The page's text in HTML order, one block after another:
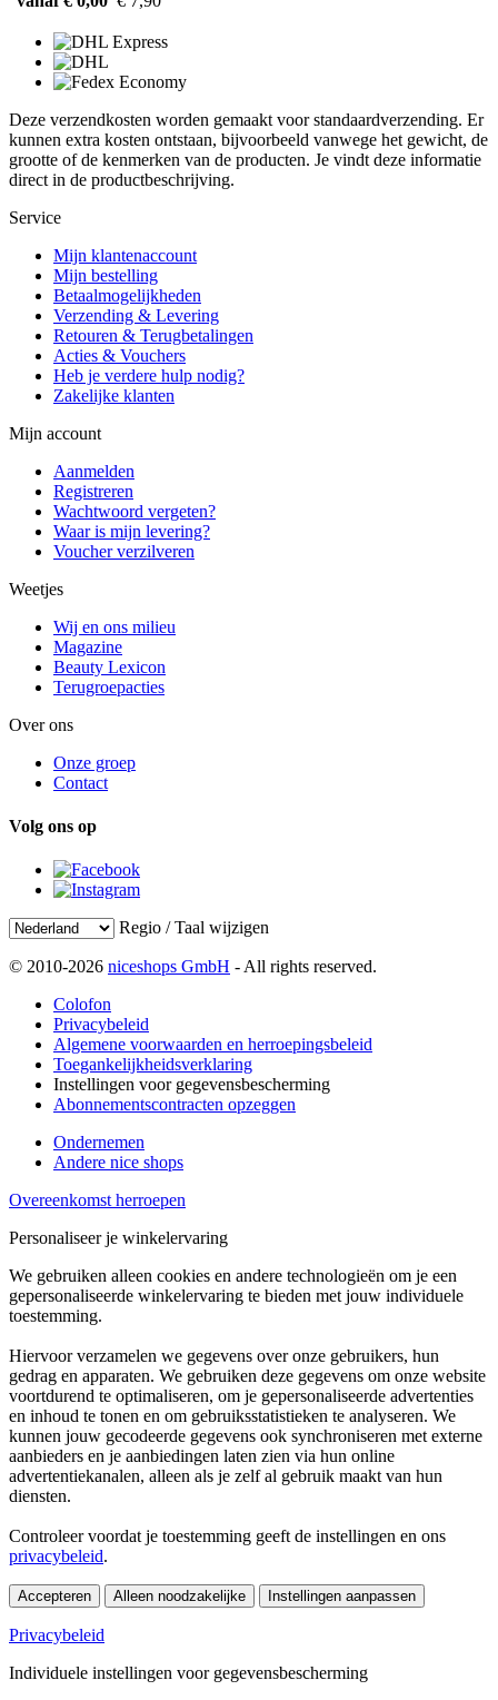
Deze verzendkosten worden gemaakt voor standaardverzending. Er
kunnen extra kosten ontstaan, bijvoorbeeld vanwege het gewicht, de
grootte of de kenmerken van de producten. Je vindt deze informatie
direct in de productbeschrijving.
Service
Mijn klantenaccount
Mijn bestelling
Betaalmogelijkheden
Verzending & Levering
Retouren & Terugbetalingen
Acties & Vouchers
Heb je verdere hulp nodig?
Zakelijke klanten
Mijn account
Aanmelden
Registreren
Wachtwoord vergeten?
Waar is mijn levering?
Voucher verzilveren
Weetjes
Wij en ons milieu
Magazine
Beauty Lexicon
Terugroepacties
Over ons
Onze groep
Contact
Volg ons op
Regio / Taal wijzigen
© 2010-2026 niceshops GmbH - All rights reserved.
Colofon
Privacybeleid
Algemene voorwaarden en herroepingsbeleid
Toegankelijkheidsverklaring
Instellingen voor gegevensbescherming
Abonnementscontracten opzeggen
Ondernemen
Andere nice shops
Overeenkomst herroepen
Personaliseer je winkelervaring
We gebruiken alleen cookies en andere technologieën om je een
gepersonaliseerde winkelervaring te bieden met jouw individuele
toestemming.
Hiervoor verzamelen we gegevens over onze gebruikers, hun
gedrag en apparaten. We gebruiken deze gegevens om onze website
voortdurend te optimaliseren, om je gepersonaliseerde advertenties
en inhoud te tonen en om gebruiksstatistieken te analyseren. We
kunnen jouw gecodeerde gegevens ook synchroniseren met externe
aanbieders en je aanbiedingen laten zien via hun online
advertentiekanalen, alleen als je zelf al gebruik maakt van hun
diensten.
Controleer voordat je toestemming geeft de instellingen en ons
privacybeleid.
Accepteren Alleen noodzakelijke Instellingen aanpassen
Privacybeleid
Individuele instellingen voor gegevensbescherming